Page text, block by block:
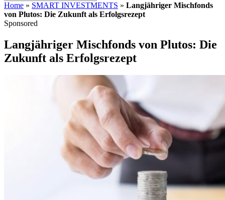
Home » SMART INVESTMENTS » Langjähriger Mischfonds
von Plutos: Die Zukunft als Erfolgsrezept
Sponsored
Langjähriger Mischfonds von Plutos: Die
Zukunft als Erfolgsrezept